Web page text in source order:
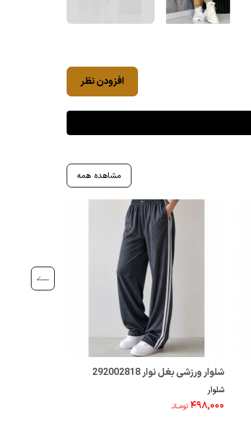
افزودن نظر
مشاهده همه
شلوار ورزشی بغل نوار 292002818
شلوار
۴۹۸,۰۰۰ تومــانـ